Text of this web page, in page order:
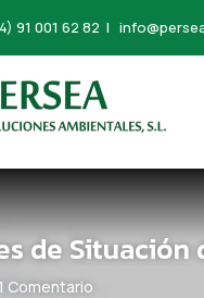
91 001 62 82 |
de Situación
1 Comentario